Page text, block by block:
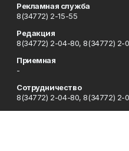
Рекламная служба
8(34772) 2-15-55
Редакция
8(34772) 2-04-80, 8(34772) 2-
Приемная
-
Сотрудничество
8(34772) 2-04-80, 8(34772) 2-
Отдел кадров